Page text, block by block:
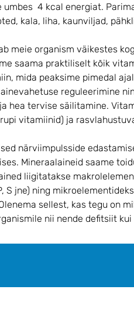
4 kcal energiat.
kala, liha, kaunviljad,
meie organism väikestes
saama praktiliselt kõik
mida peaksime pimedal
reguleerimine
hea tervise säilitamine.
vitamiinid) ja
närviimpulsside
Mineraalaineid saame
liigitatakse
S jne) ning
sellest, kas tegu on
nii nende defitsiit